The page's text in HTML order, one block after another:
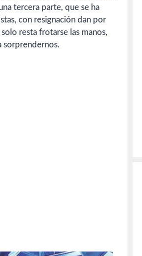
tercera parte, que se ha
con resignación dan por
resta frotarse las manos,
sorprendernos.